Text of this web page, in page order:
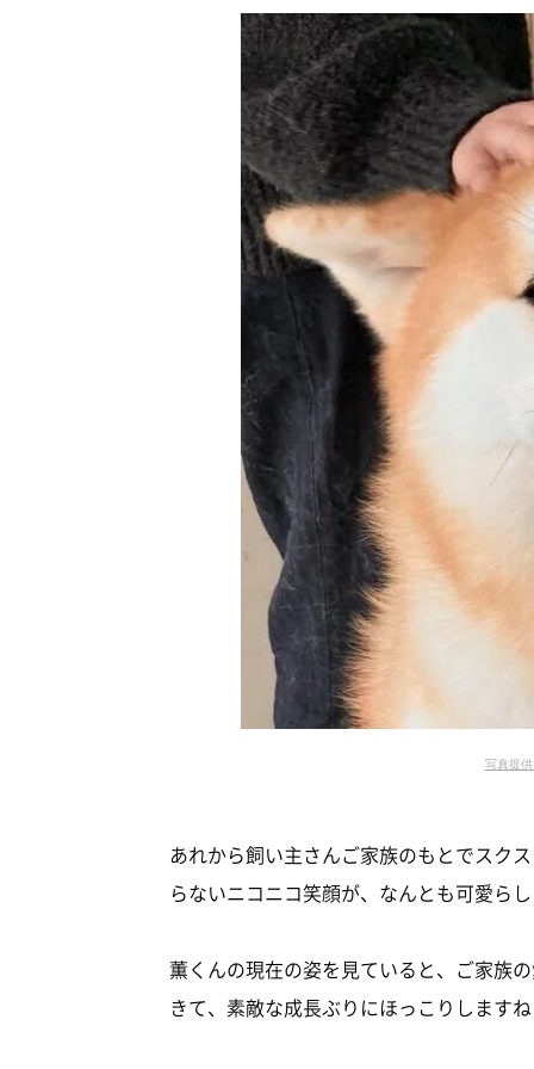
写真提
あれから飼い主さんご家族のもとでスク
らないニコニコ笑顔が、なんとも可愛ら
薫くんの現在の姿を見ていると、ご家族
きて、素敵な成長ぶりにほっこりします